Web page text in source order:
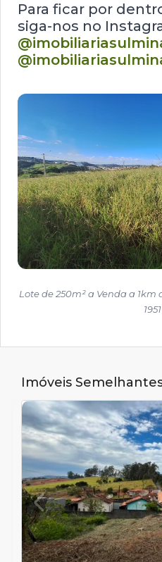
Para ficar por
siga-nos no
Lote de 250m² a Venda a 1km
Imóveis